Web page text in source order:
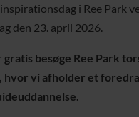
i Ree Park
den 23. april 2026.
besøge Ree Park
hvor vi afholder et